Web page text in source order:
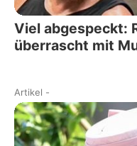
Viel abgespeckt:
überrascht mit
Artikel -